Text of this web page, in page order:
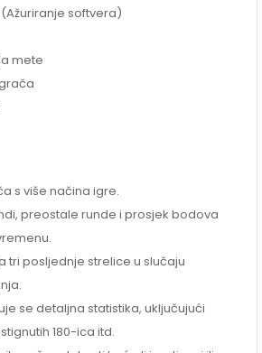
softvera)
mete
s više načina igre.
preostale runde i prosjek bodova
tri posljednje strelice u slučaju
se detaljna statistika, uključujući
180-ica itd.